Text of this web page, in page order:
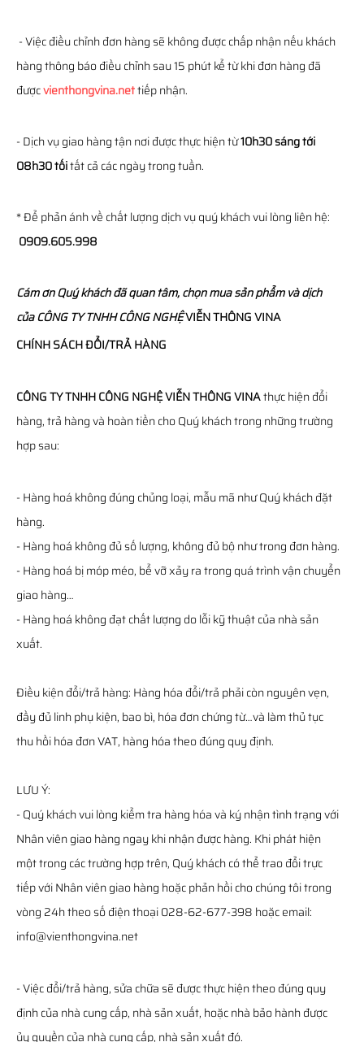
- Việc điều chỉnh đơn hàng sẽ không được chấp nhận nếu khách
hàng thông báo điều chỉnh sau 15 phút kể từ khi đơn hàng đã
đượcvienthongvina.nettiếp nhận.
- Dịch vụ giao hàng tận nơi được thực hiện từ10h30 sáng tới
08h30 tốitất cả các ngày trong tuần.
* Để phản ánh về chất lượng dịch vụ quý khách vui lòng liên hệ:
0909.605.998
Cám ơn Quý khách đã quan tâm, chọn mua sản phẩm và dịch
củaCÔNG TY TNHH CÔNG NGHỆVIỄN THÔNGVINA
CHÍNH SÁCH ĐỔI/TRẢ HÀNG
CÔNG TY TNHH CÔNG NGHỆ VIỄN THÔNG VINAthực hiện đổi
hàng, trả hàng và hoàn tiền cho Quý khách trong những trường
hợp sau:
- Hàng hoá không đúng chủng loại, mẫu mã như Quý khách đặt
hàng.
- Hàng hoá không đủ số lượng, không đủ bộ như trong đơn hàng.
- Hàng hoá bị móp méo, bể vỡ xảy ra trong quá trình vận chuyển
giao hàng…
- Hàng hoá không đạt chất lượng do lỗi kỹ thuật của nhà sản
xuất.
Điều kiện đổi/trả hàng: Hàng hóa đổi/trả phải còn nguyên vẹn,
đầy đủ linh phụ kiện, bao bì, hóa đơn chứng từ…và làm thủ tục
thu hồi hóa đơn VAT, hàng hóa theo đúng quy định.
LƯU Ý:
- Quý khách vui lòng kiểm tra hàng hóa và ký nhận tình trạng với
Nhân viên giao hàng ngay khi nhận được hàng. Khi phát hiện
một trong các trường hợp trên, Quý khách có thể trao đổi trực
tiếp với Nhân viên giao hàng hoặc phản hồi cho chúng tôi trong
vòng 24h theo số điện thoại 028-62-677-398 hoặc email:
info@vienthongvina.net
- Việc đổi/trả hàng, sửa chữa sẽ được thực hiện theo đúng quy
định của nhà cung cấp, nhà sản xuất, hoặc nhà bảo hành được
ủy quyền của nhà cung cấp, nhà sản xuất đó.